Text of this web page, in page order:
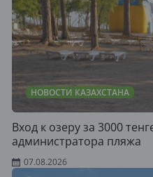
НОВОСТИ КАЗАХСТАНА
Вход к озеру за 3000
администратора пляжа
07.08.2026